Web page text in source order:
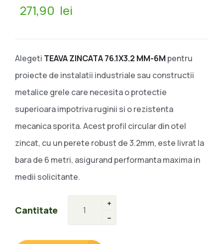
271,90 lei
Alegeti TEAVA ZINCATA 76.1X3.2 MM-6M pentru
proiecte de instalatii industriale sau constructii
metalice grele care necesita o protectie
superioara impotriva ruginii si o rezistenta
mecanica sporita. Acest profil circular din otel
zincat, cu un perete robust de 3.2mm, este livrat la
bara de 6 metri, asigurand performanta maxima in
medii solicitante.
Cantitate